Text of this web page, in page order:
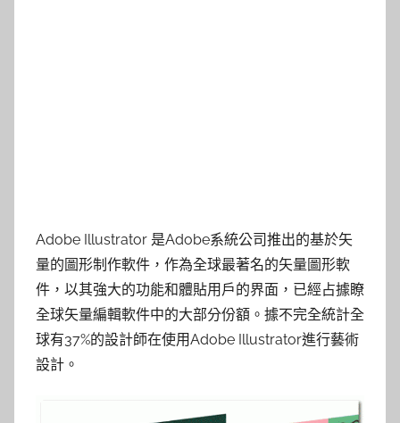
Adobe Illustrator 是Adobe系統公司推出的基於矢
量的圖形制作軟件，作為全球最著名的矢量圖形軟
件，以其強大的功能和體貼用戶的界面，已經占據瞭
全球矢量編輯軟件中的大部分份額。據不完全統計全
球有37%的設計師在使用Adobe Illustrator進行藝術
設計。